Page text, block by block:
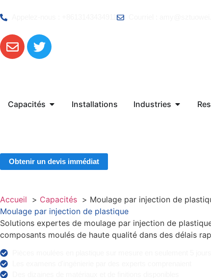
Capacités Installations Industries
Obtenir un devis immédiat
Accueil Capacités
Moulage par injection de
Moulage par injection de plastique
Solutions expertes de moulage par injection de
composants moulés de haute qualité dans des délais